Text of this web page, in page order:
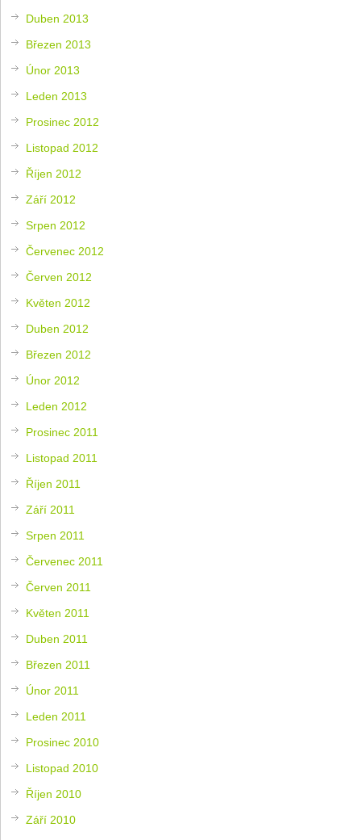
Duben 2013
Březen 2013
Únor 2013
Leden 2013
Prosinec 2012
Listopad 2012
Říjen 2012
Září 2012
Srpen 2012
Červenec 2012
Červen 2012
Květen 2012
Duben 2012
Březen 2012
Únor 2012
Leden 2012
Prosinec 2011
Listopad 2011
Říjen 2011
Září 2011
Srpen 2011
Červenec 2011
Červen 2011
Květen 2011
Duben 2011
Březen 2011
Únor 2011
Leden 2011
Prosinec 2010
Listopad 2010
Říjen 2010
Září 2010